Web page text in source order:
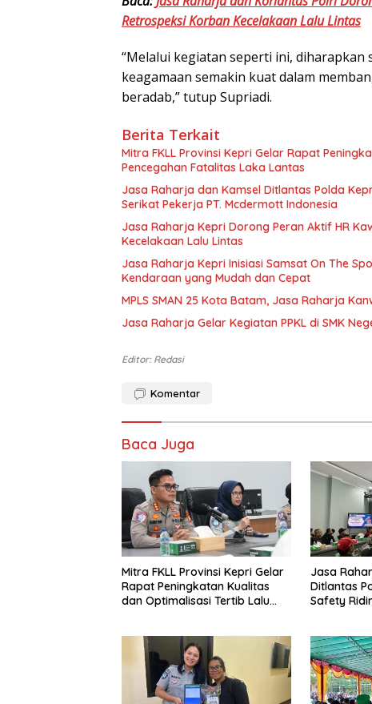
Retrospeksi Korban Kecelakaan Lalu Lintas
“Melalui kegiatan seperti ini,
keagamaan semakin kuat dalam
beradab,” tutup Supriadi.
Berita Terkait
Mitra FKLL Provinsi Kepri Gelar Rapat
Pencegahan Fatalitas Laka Lantas
Jasa Raharja dan Kamsel Ditlantas Polda
Serikat Pekerja PT. Mcdermott Indonesia
Jasa Raharja Kepri Dorong Peran Aktif HR
Kecelakaan Lalu Lintas
Jasa Raharja Kepri Inisiasi Samsat On The
Kendaraan yang Mudah dan Cepat
MPLS SMAN 25 Kota Batam, Jasa Raharja
Jasa Raharja Gelar Kegiatan PPKL di SMK
Editor: Redasi
Komentar
Baca Juga
Mitra FKLL Provinsi Kepri Gelar
Rapat Peningkatan Kualitas
dan Optimalisasi Tertib Lalu
Jasa
Ditlantas
Safety